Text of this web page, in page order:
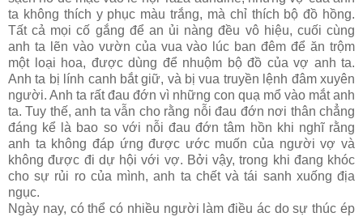
ta không thích y phục màu trắng, mà chỉ thích bộ đồ hồng.
Tất cả mọi cố gắng để an ủi nàng đều vô hiệu, cuối cùng
anh ta lẽn vào vườn của vua vào lúc ban đêm để ăn trộm
một loại hoa, được dùng để nhuộm bộ đồ của vợ anh ta.
Anh ta bị lính canh bắt giữ, và bị vua truyền lệnh đâm xuyên
người. Anh ta rất đau đớn vì những con quạ mổ vào mắt anh
ta. Tuy thế, anh ta vẫn cho rằng nỗi đau đớn nơi thân chẳng
đáng kể là bao so với nỗi đau đớn tâm hồn khi nghĩ rằng
anh ta không đáp ứng được ước muốn của người vợ và
không được đi dự hội với vợ. Bởi vậy, trong khi đang khóc
cho sự rủi ro của mình, anh ta chết và tái sanh xuống địa
ngục.
Ngày nay, có thể có nhiều người làm điều ác do sự thúc ép